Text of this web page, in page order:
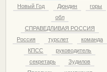
Новый Год
Дюндин
горы
обл
СПРАВЕДЛИВАЯ РОССИЯ
Россия
турслет
команда
КПСС
руководитель
секретарь
Зудилов